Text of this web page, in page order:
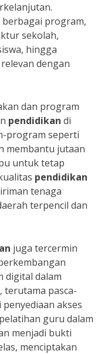
program,
sekolah,
hingga
dengan
dan program
pendidikan di
program seperti
membantu jutaan
untuk tetap
pendidikan
tenaga
terpencil dan
juga tercermin
digital dalam
terutama pasca-
akses
guru dalam
menjadi bukti
menciptakan